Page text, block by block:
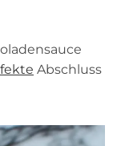
Abschluss